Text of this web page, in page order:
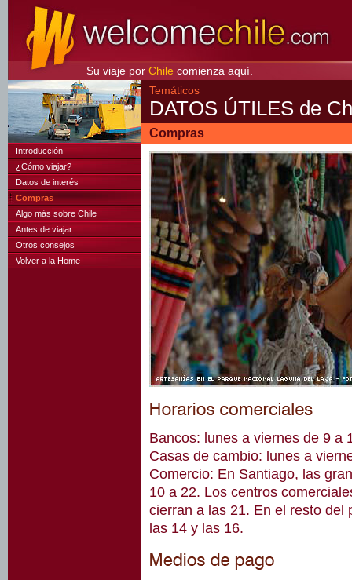
Su viaje por Chile comienza aquí.
Temáticos
DATOS ÚTILES de
Compras
Bancos: lunes a viernes de 9 a
Casas de cambio: lunes a
Comercio: En Santiago, las
10 a 22. Los centros
cierran a las 21. En el resto del
las 14 y las 16.
Introducción
¿Cómo viajar?
Datos de interés
Compras
Algo más sobre Chile
Antes de viajar
Otros consejos
Volver a la Home